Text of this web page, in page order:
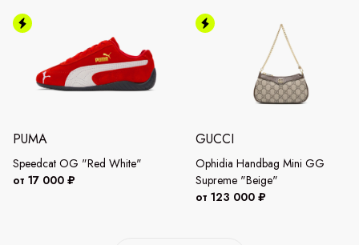
PUMA
Speedcat OG "Red White"
от 17 000 ₽
GUCCI
Ophidia Handbag Mini GG
Supreme "Beige"
от 123 000 ₽